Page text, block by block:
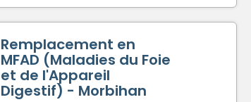
Remplacement en
MFAD (Maladies du Foie
et de l'Appareil
Digestif) - Morbihan